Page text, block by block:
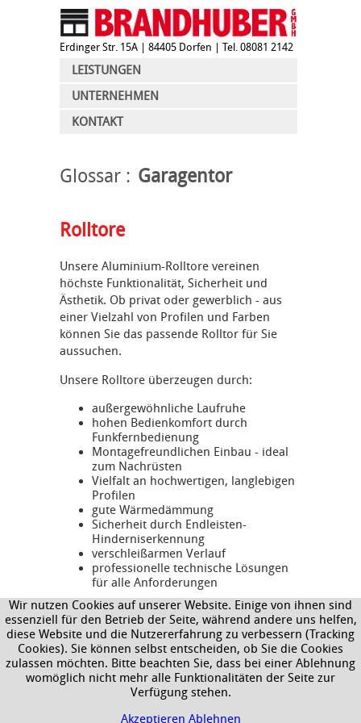
LEISTUNGEN
UNTERNEHMEN
KONTAKT
Glossar Garagentor
Rolltore
Unsere Aluminium-Rolltore vereinen
höchste Funktionalität, Sicherheit und
Ästhetik. Ob privat oder gewerblich - aus
einer Vielzahl von Profilen und Farben
können Sie das passende Rolltor für Sie
aussuchen.
Unsere Rolltore überzeugen durch:
außergewöhnliche Laufruhe
hohen Bedienkomfort durch
Funkfernbedienung
Montagefreundlichen Einbau - ideal
zum Nachrüsten
Vielfalt an hochwertigen, langlebigen
Profilen
gute Wärmedämmung
Sicherheit durch Endleisten-
Hinderniserkennung
verschleißarmen Verlauf
professionelle technische Lösungen
für alle Anforderungen
© BRANDHUBER GmbH
DATENSCHUTZ IMPRESSUM
Erdinger Str. 15A | 84405 Dorfen | Tel. 08081 2142
Wir nutzen Cookies auf unserer Website. Einige von ihnen sind
essenziell für den Betrieb der Seite, während andere uns helfen,
diese Website und die Nutzererfahrung zu verbessern (Tracking
Cookies). Sie können selbst entscheiden, ob Sie die Cookies
zulassen möchten. Bitte beachten Sie, dass bei einer Ablehnung
womöglich nicht mehr alle Funktionalitäten der Seite zur
Verfügung stehen.
Akzeptieren Ablehnen